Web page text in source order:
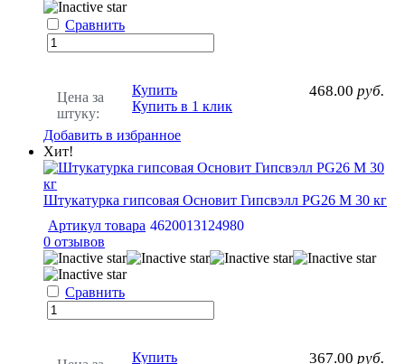
Сравнить
Цена за
штуку:
468.00 руб.
Купить
Купить в 1 клик
Добавить в избранное
Хит!
Штукатурка гипсовая Основит Гипсвэлл PG26 M 30 кг
Артикул товара 4620013124980
0 отзывов
Сравнить
367.00 руб.
Купить